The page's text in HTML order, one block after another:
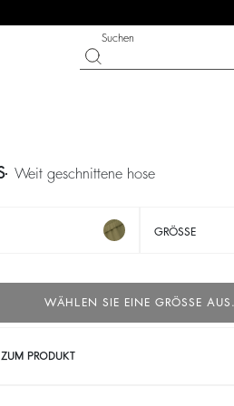
Entdecken
Suchen
weit geschnittene hose
GRÖSSE
WÄHLEN SIE EINE GRÖSSE AUS.
PRODUKT